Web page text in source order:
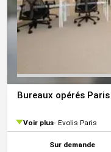
Bureaux opérés
Voir plus Evolis Paris
Sur demande